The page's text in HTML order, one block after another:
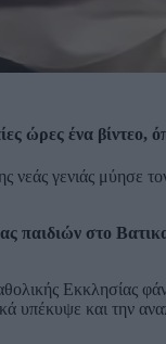
ώρες ένα
νεάς γενιάς μύησε
παιδιών στο
Εκκλησίας
υπέκυψε και την